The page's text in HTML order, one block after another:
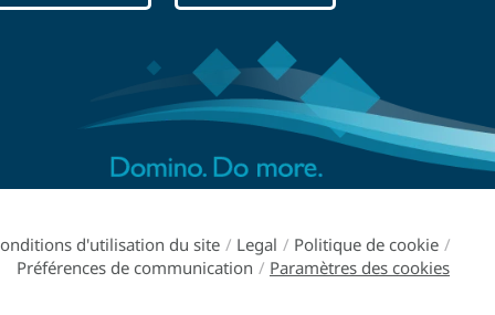
d'utilisation du site / Legal / Politique de cookie /
Préférences de communication / Paramètres des cookies